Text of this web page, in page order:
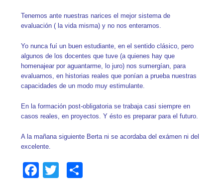
Tenemos ante nuestras narices el mejor sistema de
evaluación ( la vida misma) y no nos enteramos.
Yo nunca fuí un buen estudiante, en el sentido clásico, pero
algunos de los docentes que tuve (a quienes hay que
homenajear por aguantarme, lo juro) nos sumergían, para
evaluarnos, en historias reales que ponían a prueba nuestras
capacidades de un modo muy estimulante.
En la formación post-obligatoria se trabaja casi siempre en
casos reales, en proyectos. Y ésto es preparar para el futuro.
A la mañana siguiente Berta ni se acordaba del exámen ni del
excelente.
Facebook
Twitter